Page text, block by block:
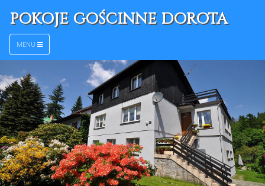
POKOJE GOŚCINNE DOROTA
MENU